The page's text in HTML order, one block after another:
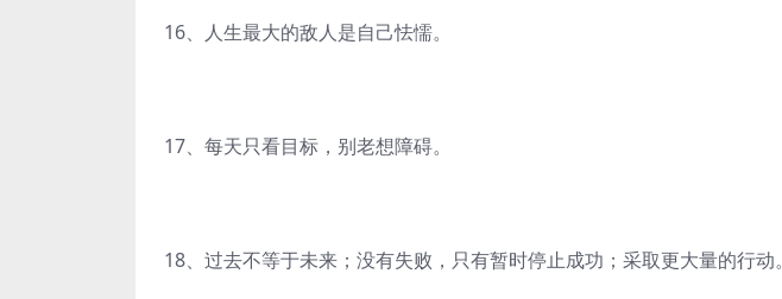
16、人生最大的敌人是自己怯懦。
17、每天只看目标，别老想障碍。
18、过去不等于未来；没有失败，只有暂时停止成功；采取更大量的行动。